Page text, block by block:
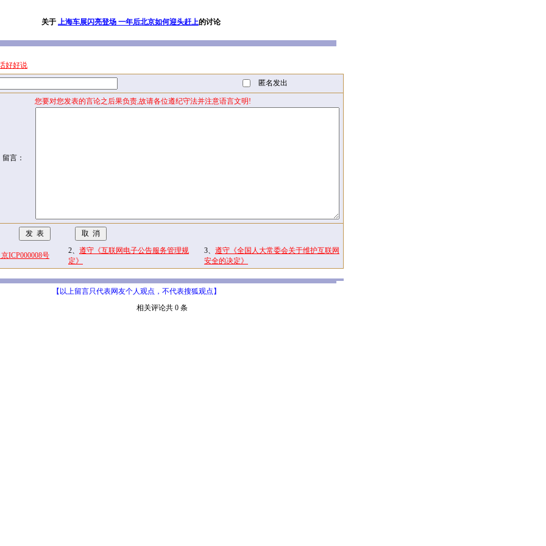
关于 上海车展闪亮登场 一年后北京如何迎头赶上的讨论
好好说
匿名发出
留言：
您要对您发表的言论之后果负责,故请各位遵纪守法并注意语言文明!
ICP000008号
2、 遵守《互联网电子公告服务管理规
定》
3、 遵守《全国人大常委会关于维护互联网
安全的决定》
【以上留言只代表网友个人观点，不代表搜狐观点】
相关评论共 0 条